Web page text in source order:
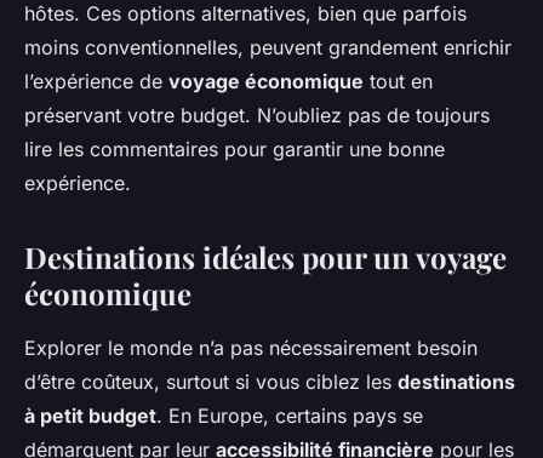
hôtes. Ces options alternatives, bien que parfois
moins conventionnelles, peuvent grandement enrichir
l’expérience de voyage économique tout en
préservant votre budget. N’oubliez pas de toujours
lire les commentaires pour garantir une bonne
expérience.
Destinations idéales pour un voyage
économique
Explorer le monde n’a pas nécessairement besoin
d’être coûteux, surtout si vous ciblez les destinations
à petit budget. En Europe, certains pays se
démarquent par leur accessibilité financière pour les